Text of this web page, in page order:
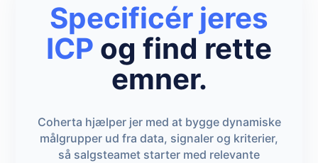
Specificér jeres
ICP og find rette
emner.
Coherta hjælper jer med at bygge dynamiske
målgrupper ud fra data, signaler og kriterier,
så salgsteamet starter med relevante